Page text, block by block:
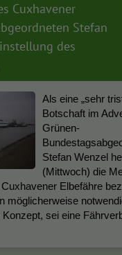
Cuxhavener
Stefan
des
Als eine „sehr
Botschaft im
Grünen-
Stefan Wenzel
(Mittwoch) die
Elbefähre
möglicherweise
sei eine